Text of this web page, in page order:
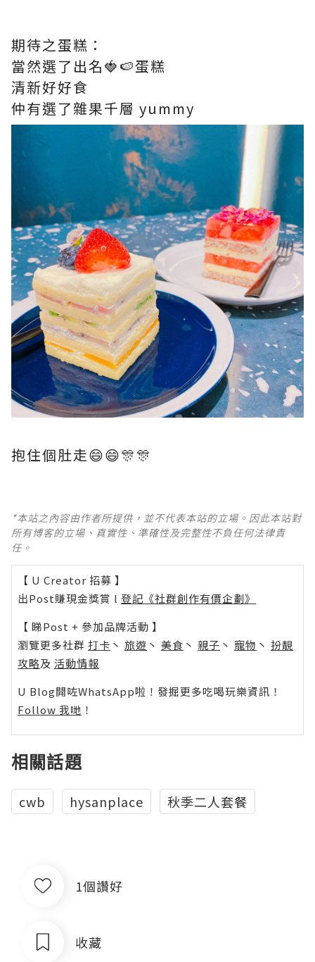
期待之蛋糕：
當然選了出名🍓🍉蛋糕
清新好好食
仲有選了雜果千層 yummy
抱住個肚走😄😄🎊🎊
*本站之內容由作者所提供，並不代表本站的立場。因此本站對
所有博客的立場、真實性、準確性及完整性不負任何法律責
任。
【 U Creator 招募 】
出Post賺現金獎賞 l 登記《社群創作有價企劃》
【 睇Post + 參加品牌活動 】
瀏覽更多社群 打卡 丶 旅遊 丶 美食 丶 親子 丶 寵物 丶 扮靚
攻略及 活動情報
U Blog開咗WhatsApp啦！發掘更多吃喝玩樂資訊！
Follow 我哋 ！
相關話題
cwb hysanplace 秋季二人套餐
1個讚好
收藏